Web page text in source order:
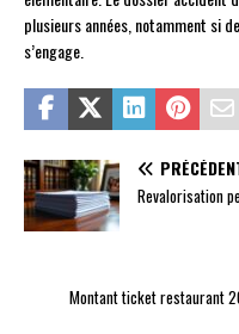
plusieurs années, notamment si
s’engage.
Revalorisation
Montant ticket restaurant